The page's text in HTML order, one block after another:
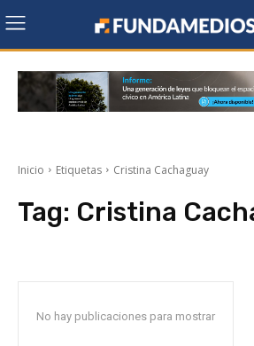
Inicio Etiquetas Cristina Cachaguay
Tag: Cristina
No hay publicaciones para mostrar